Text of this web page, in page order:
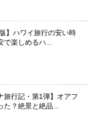
】ハワイ旅行の安い時
楽しめるハ...
旅行記・第1弾】オアフ
？絶景と絶品...